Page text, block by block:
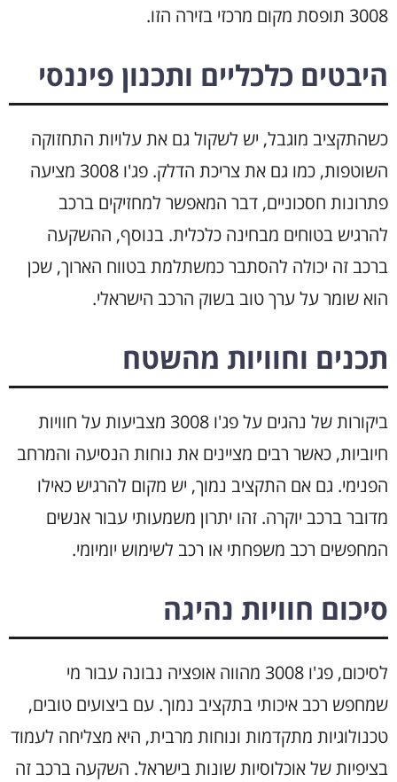
3008 תופסת מקום מרכזי בזירה הזו.
היבטים כלכליים ותכנון פיננסי
כשהתקציב מוגבל, יש לשקול גם את עלויות התחזוקה
השוטפות, כמו גם את צריכת הדלק. פג'ו 3008 מציעה
פתרונות חסכוניים, דבר המאפשר למחזיקים ברכב
להרגיש בטוחים מבחינה כלכלית. בנוסף, ההשקעה
ברכב זה יכולה להסתבר כמשתלמת בטווח הארוך, שכן
הוא שומר על ערך טוב בשוק הרכב הישראלי.
תכנים וחוויות מהשטח
ביקורות של נהגים על פג'ו 3008 מצביעות על חוויות
חיוביות, כאשר רבים מציינים את נוחות הנסיעה והמרחב
הפנימי. גם אם התקציב נמוך, יש מקום להרגיש כאילו
מדובר ברכב יוקרה. זהו יתרון משמעותי עבור אנשים
המחפשים רכב משפחתי או רכב לשימוש יומיומי.
סיכום חוויות נהיגה
לסיכום, פג'ו 3008 מהווה אופציה נבונה עבור מי
שמחפש רכב איכותי בתקציב נמוך. עם ביצועים טובים,
טכנולוגיות מתקדמות ונוחות מרבית, היא מצליחה לעמוד
בציפיות של אוכלוסיות שונות בישראל. השקעה ברכב זה